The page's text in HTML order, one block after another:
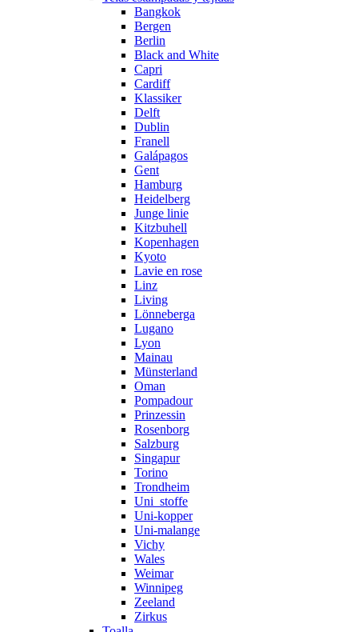
Bangkok
Bergen
Berlin
Black and White
Capri
Cardiff
Klassiker
Delft
Dublin
Franell
Galápagos
Gent
Hamburg
Heidelberg
Junge linie
Kitzbuhell
Kopenhagen
Kyoto
Lavie en rose
Linz
Living
Lönneberga
Lugano
Lyon
Mainau
Münsterland
Oman
Pompadour
Prinzessin
Rosenborg
Salzburg
Singapur
Torino
Trondheim
Uni_stoffe
Uni-kopper
Uni-malange
Vichy
Wales
Weimar
Winnipeg
Zeeland
Zirkus